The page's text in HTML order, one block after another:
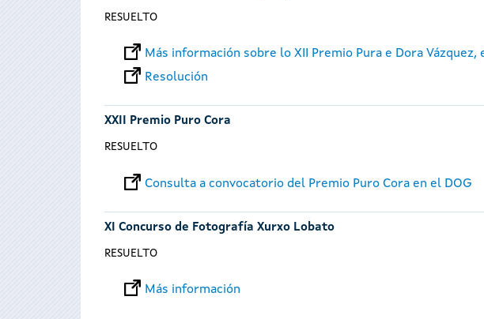
RESUELTO
Más información sobre lo XII Premio Pura e Dora
Resolución
XXII Premio Puro Cora
RESUELTO
Consulta a convocatorio del Premio Puro Cora en el DOG
XI Concurso de Fotografía Xurxo Lobato
RESUELTO
Más información